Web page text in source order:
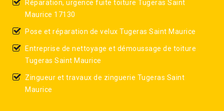
Réparation, urgence fuite toiture Tugeras Saint
Maurice 17130
Pose et réparation de velux Tugeras Saint Maurice
Entreprise de nettoyage et démoussage de toiture
Tugeras Saint Maurice
Zingueur et travaux de zinguerie Tugeras Saint
Maurice